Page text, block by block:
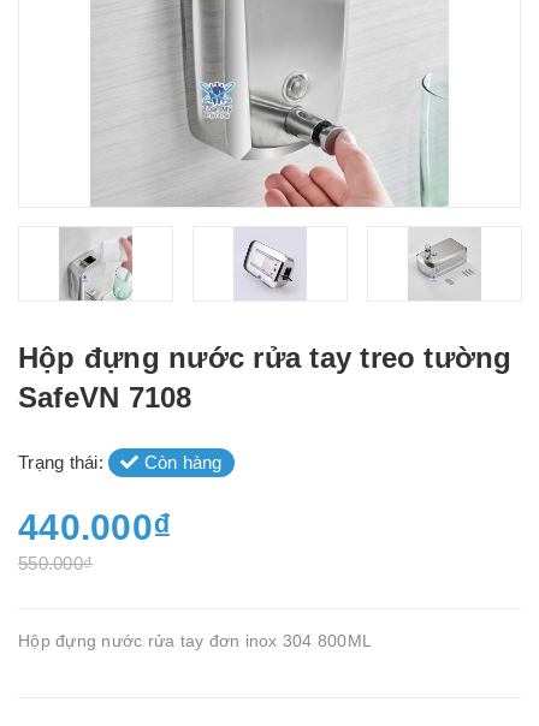
Hộp đựng nước rửa tay treo tường
SafeVN 7108
Trạng thái: Còn hàng
440.000₫
550.000₫
Hộp đựng nước rửa tay đơn inox 304 800ML